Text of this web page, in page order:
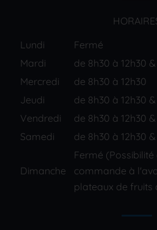
Lundi
Fermé
Mardi
de 8h30 à 12h30
Mercredi
de 8h30 à 12h30
Jeudi
de 8h30 à 12h30
Vendredi
de 8h30 à 12h30
Samedi
de 8h30 à 12h30
Dimanche
Fermé
commande à
plateaux de fruits